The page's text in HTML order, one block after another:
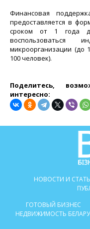
Финансовая
предоставляется в
сроком от 1 года
воспользоваться
микроорганизации (до
100 человек).
Поделитесь,
интересно:
НОВОСТИ И
ГОТОВЫЙ БИЗНЕС
НЕДВИЖИМОСТЬ